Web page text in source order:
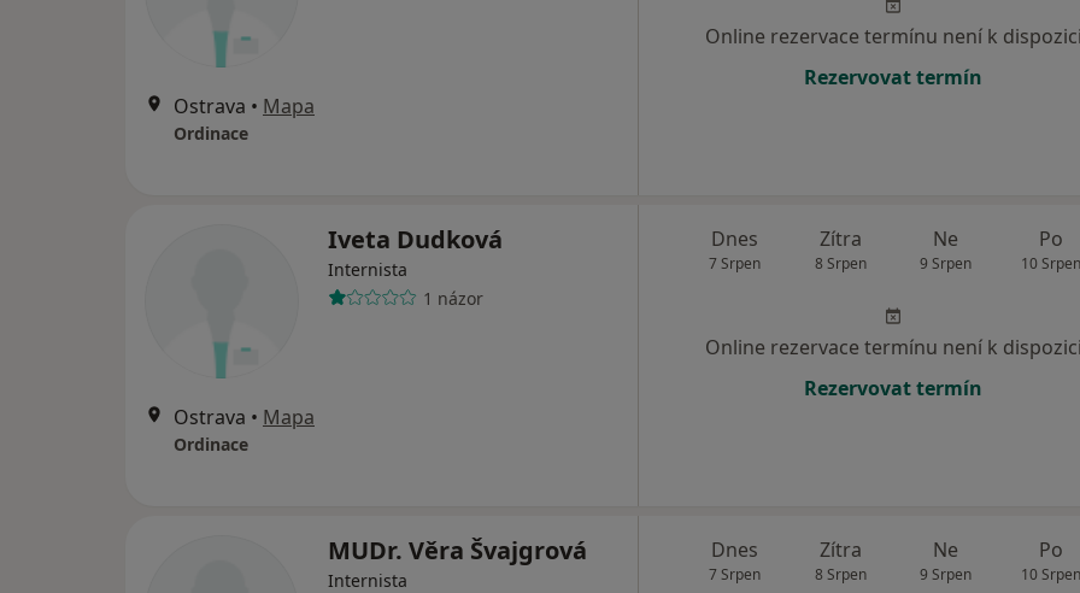
Ostrava • Mapa
Ordinace
Online rezervace termínu není k dispozici
Rezervovat termín
Iveta Dudková
Internista
1 názor
Ostrava • Mapa
Ordinace
Dnes
7 Srpen
Zítra
8 Srpen
Ne
9 Srpen
Po
10 Srpen
Online rezervace termínu není k dispozici
Rezervovat termín
MUDr. Věra Švajgrová
Internista
Dnes
7 Srpen
Zítra
8 Srpen
Ne
9 Srpen
Po
10 Srpen